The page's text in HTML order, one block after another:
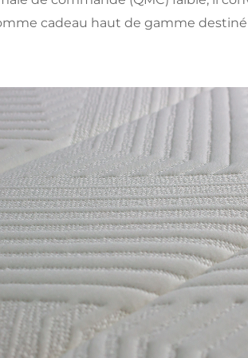
cadeau haut de gamme